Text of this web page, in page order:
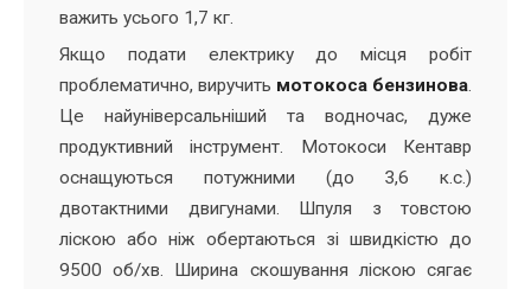
важить усього 1,7 кг.
Якщо подати електрику до місця робіт
проблематично, виручить мотокоса бензинова.
Це найуніверсальніший та водночас, дуже
продуктивний інструмент. Мотокоси Кентавр
оснащуються потужними (до 3,6 к.с.)
двотактними двигунами. Шпуля з товстою
ліскою або ніж обертаються зі швидкістю до
9500 об/хв. Ширина скошування ліскою сягає